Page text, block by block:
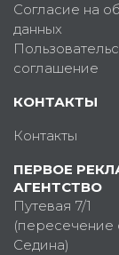
Согласие на
данных
соглашение
КОНТАКТЫ
Контакты
ПЕРВОЕ
АГЕНТСТВО
Путевая 7/1
(пересечение
Седина)